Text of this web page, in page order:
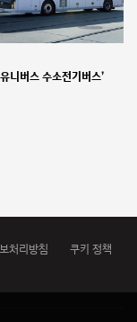
니버스 수소전기버스’
처리방침
쿠키 정책